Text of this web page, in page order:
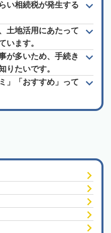
い相続税が発生する
土地活用にあたって
います。
が多いため、手続き
りたいです。
」「おすすめ」って